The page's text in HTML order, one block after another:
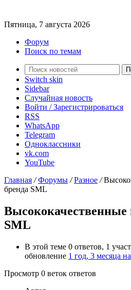
Пятница, 7 августа 2026
Форум
Поиск по темам
Switch skin
Sidebar
Случайная новость
Войти / Зарегистрироваться
RSS
WhatsApp
Telegram
Одноклассники
vk.com
YouTube
Главная / Форумы / Разное /
бренда SML
SML
В этой теме 0 ответов, 1
обновление 1 год, 3 месяца
Просмотр 0 веток ответов